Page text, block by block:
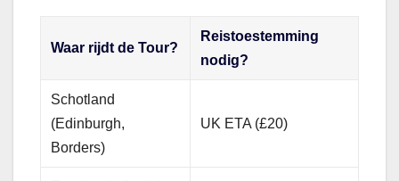
Waar rijdt de Tour?
Reistoestemming
nodig?
Schotland
(Edinburgh,
Borders)
UK ETA (£20)